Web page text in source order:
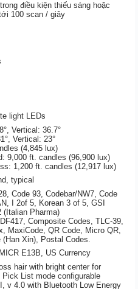
điều kiện thiếu sáng hoặc
100 scan / giây
light LEDs
Vertical: 36.7°
Vertical: 23°
(4,845 lux)
9,000 ft. candles (96,900 lux)
1,200 ft. candles (12,917 lux)
typical
Code 93, Codebar/NW7, Code
I 2of 5, Korean 3 of 5, GSI
(Italian Pharma)
Composite Codes, TLC-39,
MaxiCode, QR Code, Micro QR,
(Han Xin), Postal Codes.
E13B, US Currency
hair with bright center for
List mode configurable
v 4.0 with Bluetooth Low Energy